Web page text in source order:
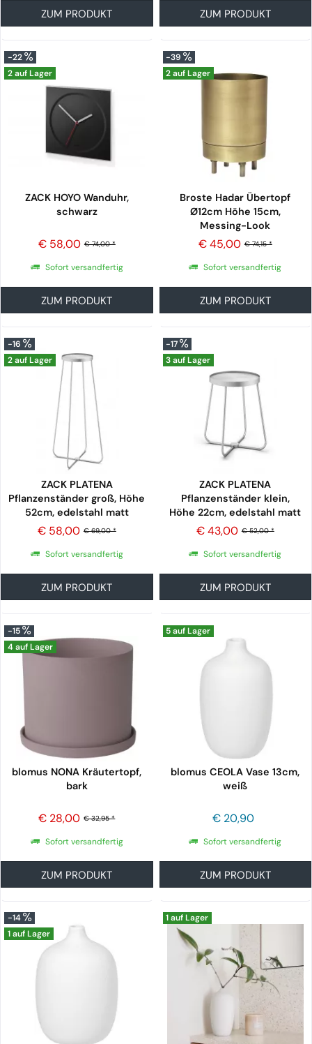
ZUM PRODUKT ZUM PRODUKT
-22
2 auf Lager
ZACK HOYO Wanduhr,
schwarz
€ 74,00 *
€ 58,00
Sofort versandfertig
ZUM PRODUKT
-39
2 auf Lager
Broste Hadar Übertopf
Ø12cm Höhe 15cm,
Messing-Look
€ 74,15 *
€ 45,00
Sofort versandfertig
ZUM PRODUKT
-16
2 auf Lager
ZACK PLATENA
Pflanzenständer groß, Höhe
52cm, edelstahl matt
€ 69,00 *
€ 58,00
Sofort versandfertig
ZUM PRODUKT
-17
3 auf Lager
ZACK PLATENA
Pflanzenständer klein,
Höhe 22cm, edelstahl matt
€ 52,00 *
€ 43,00
Sofort versandfertig
ZUM PRODUKT
-15
4 auf Lager
blomus NONA Kräutertopf,
bark
€ 32,95 *
€ 28,00
Sofort versandfertig
ZUM PRODUKT
5 auf Lager
blomus CEOLA Vase 13cm,
weiß
€ 20,90
Sofort versandfertig
ZUM PRODUKT
-14
1 auf Lager
1 auf Lager